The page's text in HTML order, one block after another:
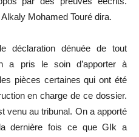
Mohamed Touré dira.
dénuée de tout
a pris le soin d’apporter à
pièces certaines qui ont été
en charge de ce dossier.
venu au tribunal. On a apporté
dernière fois ce que GIk a